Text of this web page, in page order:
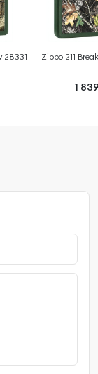
28331 Zippo 211
1